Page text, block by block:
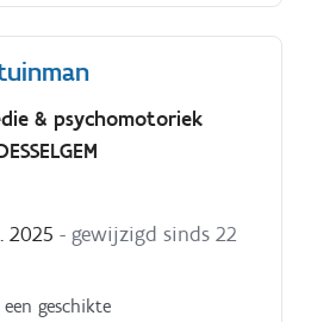
groenarbeider. Samen met
voor het onderhoud van het
jonge bomen. Ook kleine
Als groenarbeider werk
bespreken zijn.
& psychomotoriek
2025 - gewijzigd sinds 22
geschikte